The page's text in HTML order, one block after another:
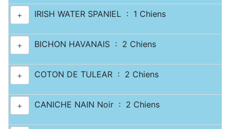
+ IRISH WATER SPANIEL : 1 Chiens
+ BICHON HAVANAIS : 2 Chiens
+ COTON DE TULEAR : 2 Chiens
+ CANICHE NAIN Noir : 2 Chiens